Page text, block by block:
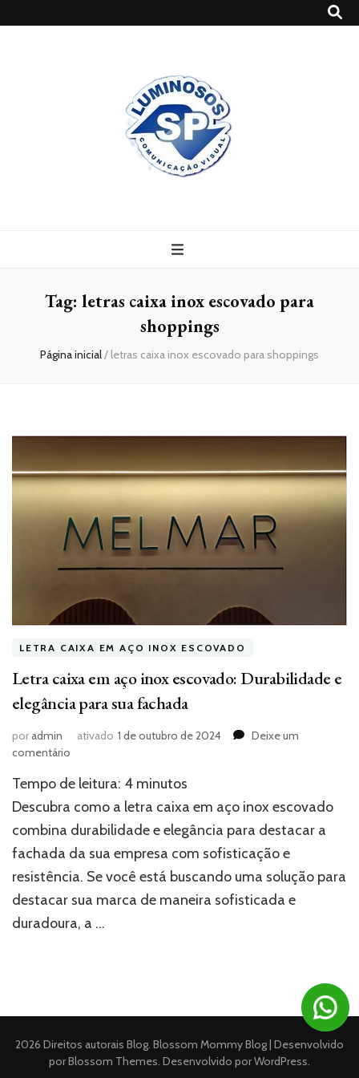
Tag: letras caixa inox escovado para
shoppings
Página inicial/ letras caixa inox escovado para shoppings
LETRA CAIXA EM AÇO INOX ESCOVADO
Letra caixa em aço inox escovado: Durabilidade e
elegância para sua fachada
poradmin ativado 1 de outubro de 2024
Deixe um
comentário
caixa
em
inox
escovado:
Durabilidade
e
elegância
para
Tempo de leitura: 4 minutos
Descubra como a letra caixa em aço inox escovado
combina durabilidade e elegância para destacar a
fachada da sua empresa com sofisticação e
resistência. Se você está buscando uma solução para
destacar sua marca de maneira sofisticada e
duradoura, a …
2026 Direitos autorais Blog. Blossom Mommy Blog | Desenvolvido
porBlossom Themes. Desenvolvido porWordPress.